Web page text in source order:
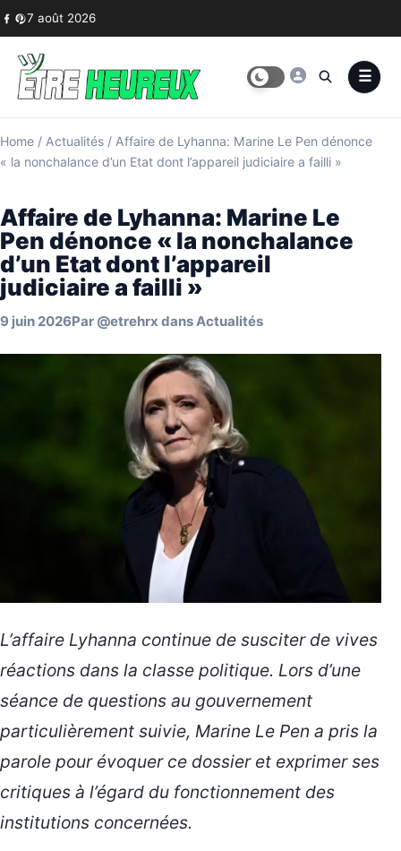
Skip to content
7 août 2026
Home / Actualités / Affaire de Lyhanna: Marine Le Pen dénonce
« la nonchalance d’un Etat dont l’appareil judiciaire a failli »
Affaire de Lyhanna: Marine Le
Pen dénonce « la nonchalance
d’un Etat dont l’appareil
judiciaire a failli »
9 juin 2026Par @etrehrx dansActualités
L’affaire Lyhanna continue de susciter de vives
réactions dans la classe politique. Lors d’une
séance de questions au gouvernement
particulièrement suivie, Marine Le Pen a pris la
parole pour évoquer ce dossier et exprimer ses
critiques à l’égard du fonctionnement des
institutions concernées.